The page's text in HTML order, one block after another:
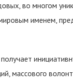
во многом
именем,
массового